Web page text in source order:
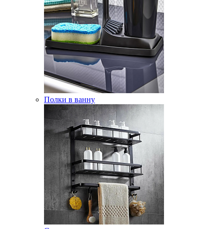
Полки в ванну